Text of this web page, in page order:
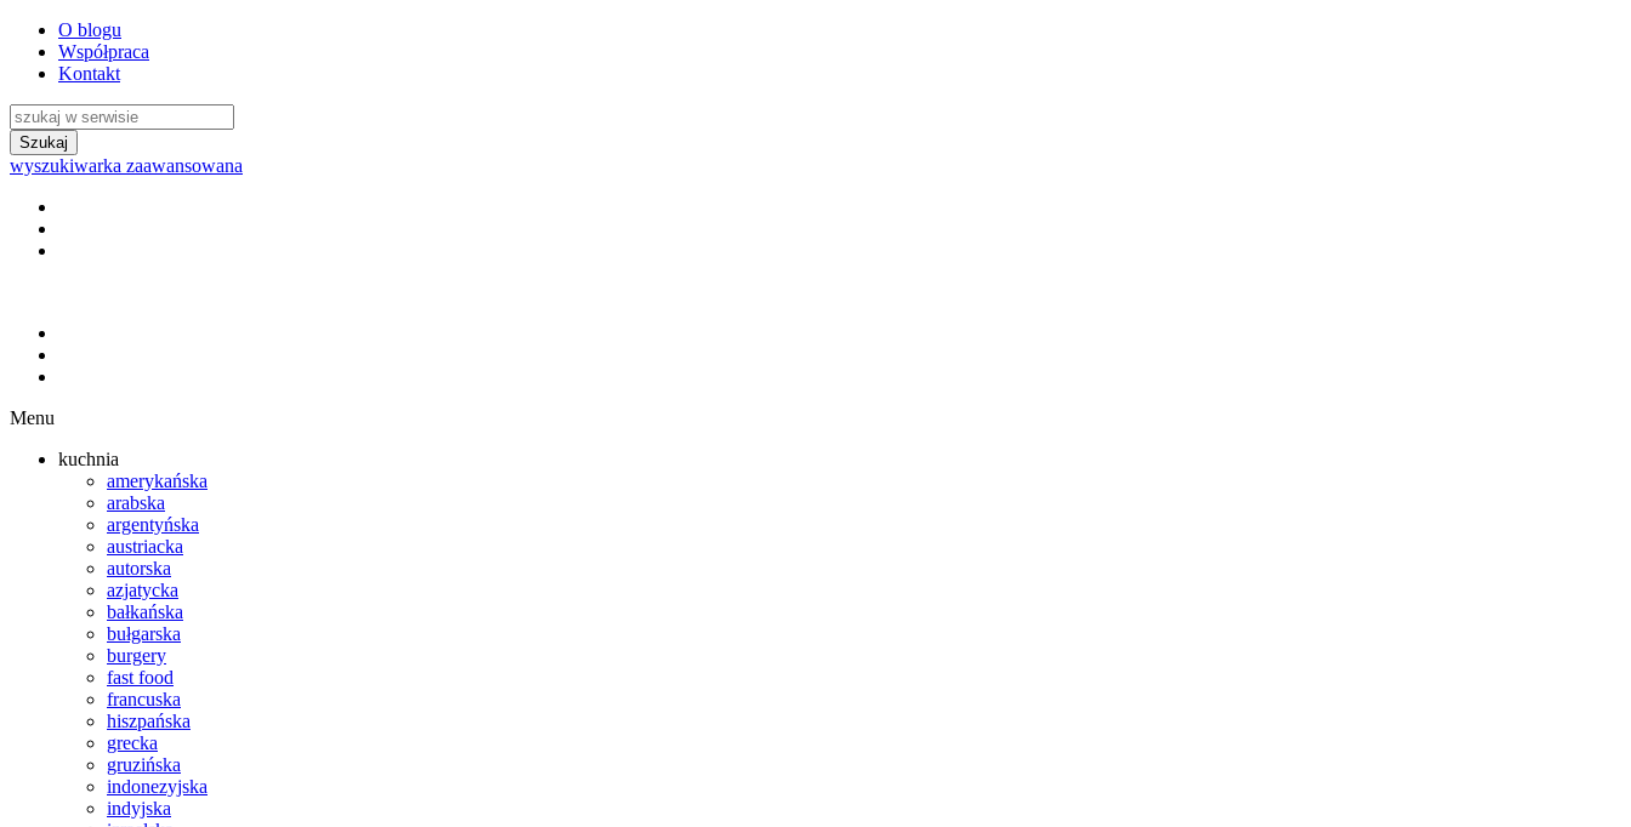
O blogu
Współpraca
Kontakt
wyszukiwarka zaawansowana
Menu
kuchnia
amerykańska
arabska
argentyńska
austriacka
autorska
azjatycka
bałkańska
bułgarska
burgery
fast food
francuska
hiszpańska
grecka
gruzińska
indonezyjska
indyjska